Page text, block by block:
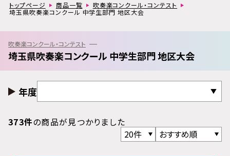
トップページ 商品一覧
吹奏楽コンクール・コンテスト
埼玉県吹奏楽コンクール 中学生部門 地区大会
吹奏楽コンクール・コンテスト
埼玉県吹奏楽コンクール 中学生部門 地区大会
年度
373件の商品が見つかりました